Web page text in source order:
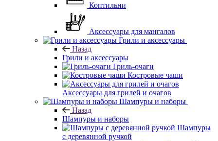
Коптильни
Аксессуары для мангалов
Грили и аксессуары
Назад
Грили и аксессуары
Гриль-очаги
Костровые чаши
Аксессуары для грилей и очагов
Шампуры и наборы
Назад
Шампуры и наборы
Шампуры
с деревянной ручкой